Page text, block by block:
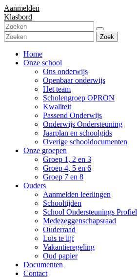
Aanmelden
Klasbord
Zoek
Home
Onze school
Ons onderwijs
Openbaar onderwijs
Het team
Scholengroep OPRON
Kwaliteit
Passend Onderwijs
Onderwijs Ondersteuning
Jaarplan en schoolgids
Overige schooldocumenten
Onze groepen
Groep 1, 2 en 3
Groep 4, 5 en 6
Groep 7 en 8
Ouders
Aanmelden leerlingen
Schooltijden
School Ondersteunings Profiel
Medezeggenschapsraad
Ouderraad
Luis te lijf
Vakantieregeling
Oud papier
Documenten
Contact